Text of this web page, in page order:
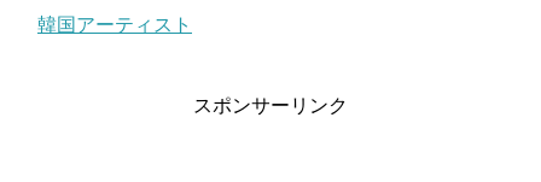
韓国アーティスト
スポンサーリンク